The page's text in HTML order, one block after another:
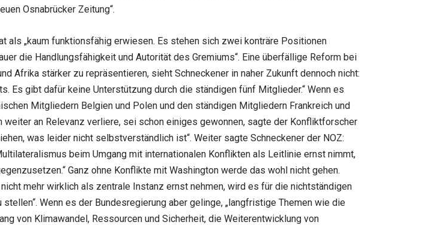
Osnabrücker Zeitung“.
als „kaum funktionsfähig erwiesen. Es stehen sich zwei konträre Positionen
die Handlungsfähigkeit und Autorität des Gremiums“. Eine überfällige Reform bei
Afrika stärker zu repräsentieren, sieht Schneckener in naher Zukunft dennoch nicht:
Es gibt dafür keine Unterstützung durch die ständigen fünf Mitglieder.“ Wenn es
Mitgliedern Belgien und Polen und den ständigen Mitgliedern Frankreich und
an Relevanz verliere, sei schon einiges gewonnen, sagte der Konfliktforscher
was leider nicht selbstverständlich ist“. Weiter sagte Schneckener der NOZ:
beim Umgang mit internationalen Konflikten als Leitlinie ernst nimmt,
Ganz ohne Konflikte mit Washington werde das wohl nicht gehen.
mehr wirklich als zentrale Instanz ernst nehmen, wird es für die nichtständigen
Wenn es der Bundesregierung aber gelinge, „langfristige Themen wie die
von Klimawandel, Ressourcen und Sicherheit, die Weiterentwicklung von